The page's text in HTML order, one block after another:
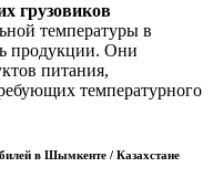
грузовиков
температуры в
продукции. Они
питания,
температурного
в Шымкенте / Казахстане